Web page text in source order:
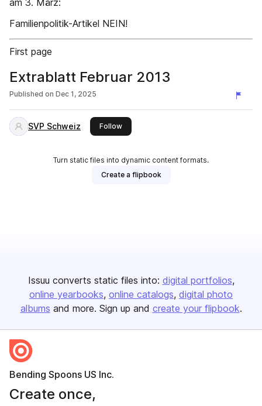
am 3. März:
Familienpolitik-Artikel NEIN!
First page
Extrablatt Februar 2013
Published on Dec 1, 2025
SVP Schweiz Followthis publisher
Turn static files into dynamic content formats.
Create a flipbook
Issuu converts static files into: digital portfolios
online yearbooks online catalogs digital photo
albums and more. Sign up and create your flipbook.
Bending Spoons US Inc.
Create once,